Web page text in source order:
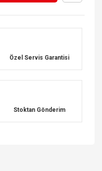
Özel Servis Garantisi
Stoktan Gönderim